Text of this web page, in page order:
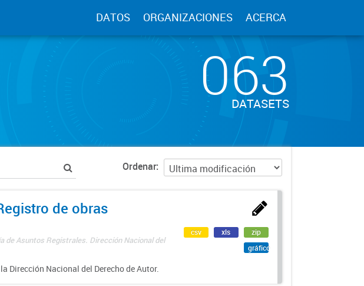
DATOS ORGANIZACIONES ACERCA
063
DATASETS
Ordenar
de obras
Asuntos Registrales. Dirección Nacional del
Dirección Nacional del Derecho de Autor.
csv xls
zip
gráfico